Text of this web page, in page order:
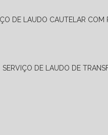
DE LAUDO CAUTELAR
SERVIÇO DE LAUDO DE